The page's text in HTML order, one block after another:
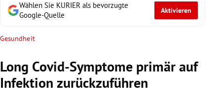
Wählen Sie KURIER als bevorzugte
Google-Quelle
Aktivieren
Gesundheit
Long Covid-Symptome primär auf
Infektion zurückzuführen